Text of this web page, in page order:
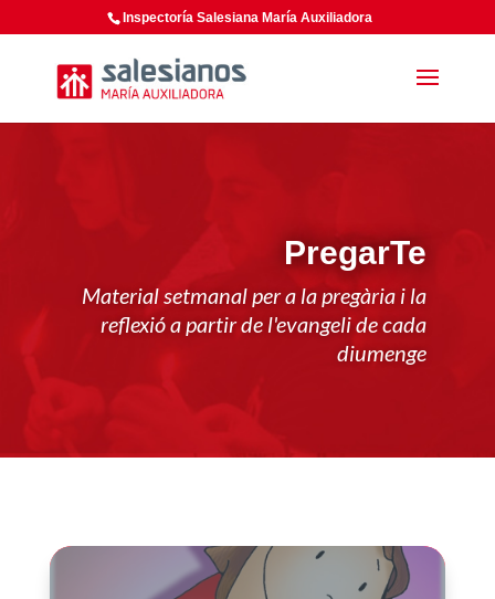
Inspectoría Salesiana María Auxiliadora
PregarTe
Material setmanal per a la pregària i la
reflexió a partir de l'evangeli de cada
diumenge